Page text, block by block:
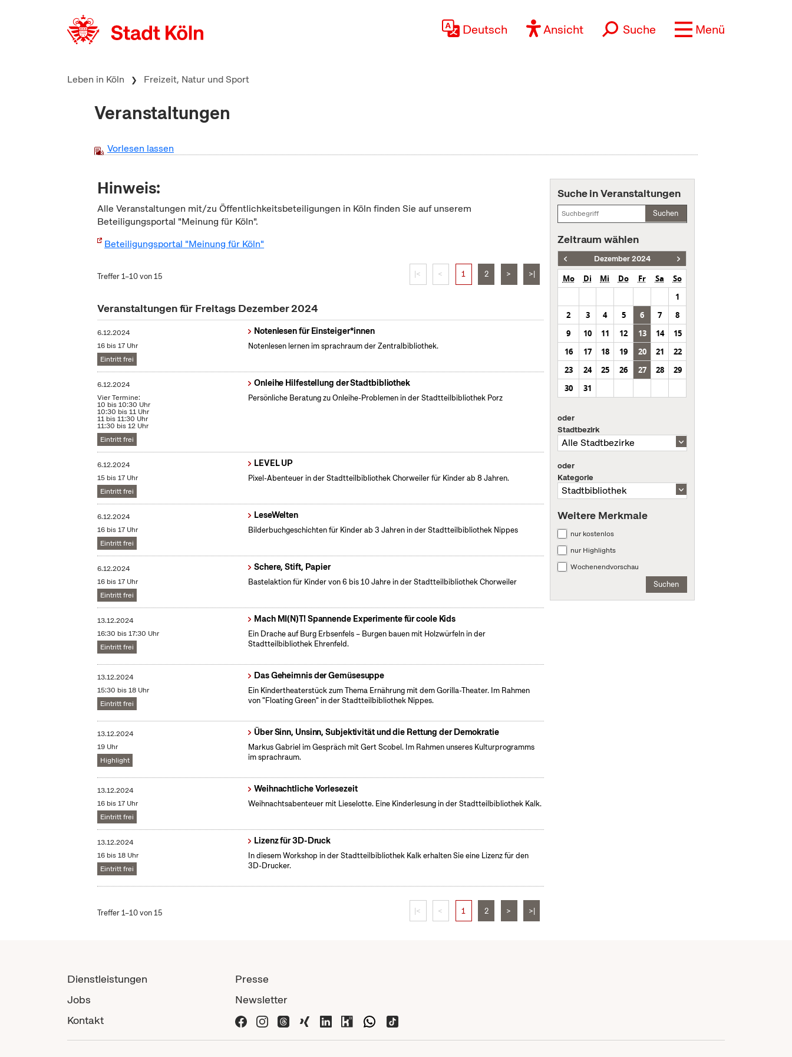
Deutsch Ansicht Suche Menü
Leben in Köln Freizeit, Natur und Sport
Veranstaltungen
Vorlesen lassen
Hinweis:
Alle Veranstaltungen mit/zu Öffentlichkeitsbeteiligungen in Köln finden Sie auf unserem
Beteiligungsportal "Meinung für Köln".
Beteiligungsportal "Meinung für Köln"
Treffer 1–10 von 15 |< < 1 2 > >|
Veranstaltungen für Freitags Dezember 2024
6.12.2024
16 bis 17 Uhr
Eintritt frei
Notenlesen für Einsteiger*innen
Notenlesen lernen im sprachraum der Zentralbibliothek.
6.12.2024
Vier Termine:
10 bis 10:30 Uhr
10:30 bis 11 Uhr
11 bis 11:30 Uhr
11:30 bis 12 Uhr
Eintritt frei
Onleihe Hilfestellung der Stadtbibliothek
Persönliche Beratung zu Onleihe-Problemen in der Stadtteilbibliothek Porz
6.12.2024
15 bis 17 Uhr
Eintritt frei
LEVEL UP
Pixel-Abenteuer in der Stadtteilbibliothek Chorweiler für Kinder ab 8 Jahren.
6.12.2024
16 bis 17 Uhr
Eintritt frei
LeseWelten
Bilderbuchgeschichten für Kinder ab 3 Jahren in der Stadtteilbibliothek Nippes
6.12.2024
16 bis 17 Uhr
Eintritt frei
Schere, Stift, Papier
Bastelaktion für Kinder von 6 bis 10 Jahre in der Stadtteilbibliothek Chorweiler
13.12.2024
16:30 bis 17:30 Uhr
Eintritt frei
Mach MI(N)T! Spannende Experimente für coole Kids
Ein Drache auf Burg Erbsenfels – Burgen bauen mit Holzwürfeln in der
Stadtteilbibliothek Ehrenfeld.
13.12.2024
15:30 bis 18 Uhr
Eintritt frei
Das Geheimnis der Gemüsesuppe
Ein Kindertheaterstück zum Thema Ernährung mit dem Gorilla-Theater. Im Rahmen
von "Floating Green" in der Stadtteilbibliothek Nippes.
13.12.2024
19 Uhr
Highlight
Über Sinn, Unsinn, Subjektivität und die Rettung der Demokratie
Markus Gabriel im Gespräch mit Gert Scobel. Im Rahmen unseres Kulturprogramms
im sprachraum.
13.12.2024
16 bis 17 Uhr
Eintritt frei
Weihnachtliche Vorlesezeit
Weihnachtsabenteuer mit Lieselotte. Eine Kinderlesung in der Stadtteilbibliothek Kalk.
13.12.2024
16 bis 18 Uhr
Eintritt frei
Lizenz für 3D-Druck
In diesem Workshop in der Stadtteilbibliothek Kalk erhalten Sie eine Lizenz für den
3D-Drucker.
Treffer 1–10 von 15 |< < 1 2 > >|
Suche in Veranstaltungen
Suchen
Zeitraum wählen
Dezember 2024
Mo Di Mi Do Fr Sa
So
1
2
3 4 5 6 7
8
9
10 11 12 13 14
15
16
17 18 19 20 21
22
23
24 25 26 27 28
29
30
31
oder
Stadtbezirk
oder
Kategorie
Weitere Merkmale
nur kostenlos
nur Highlights
Wochenendvorschau
Suchen
Dienstleistungen
Jobs
Kontakt
Presse
Newsletter